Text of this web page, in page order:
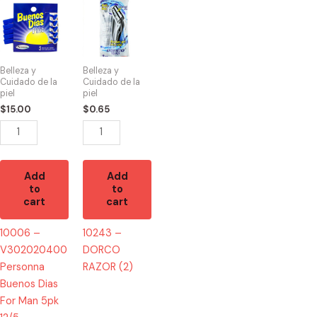
Belleza y
Cuidado de la
piel
$15.00
V302020400
Personna
Buenos
Dias
For
Man
12/5
quantity
Add
to
cart
10006 –
V302020400
Personna
Buenos Dias
For Man 5pk
Belleza y
Cuidado de la
piel
$0.65
DORCO
RAZOR
(2)
quantity
Add
to
cart
10243 –
DORCO
RAZOR (2)